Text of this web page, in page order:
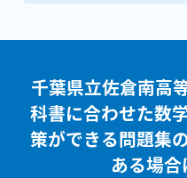
千葉県立佐倉南高
科書に合わせた数
策ができる問題集
ある場合